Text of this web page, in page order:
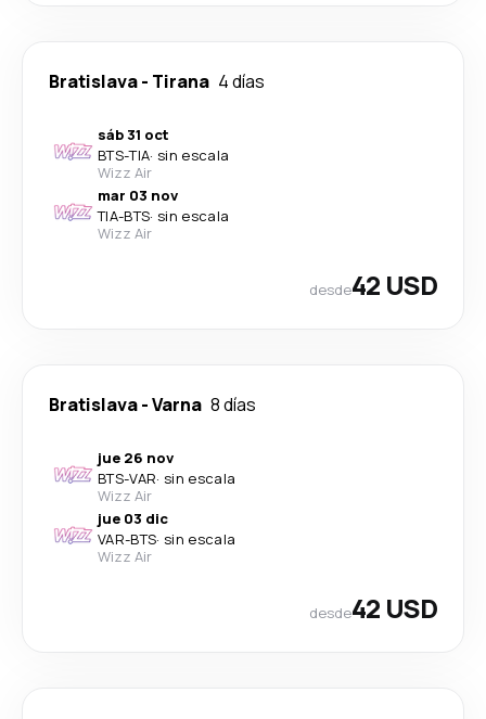
Bratislava- Tirana 4 días
sáb 31 oct
BTS-TIA· sin escala
Wizz Air
mar 03 nov
TIA-BTS· sin escala
Wizz Air
desde42 USD
Bratislava-Varna 8 días
jue 26 nov
BTS-VAR· sin escala
Wizz Air
jue 03 dic
VAR-BTS· sin escala
Wizz Air
desde42 USD